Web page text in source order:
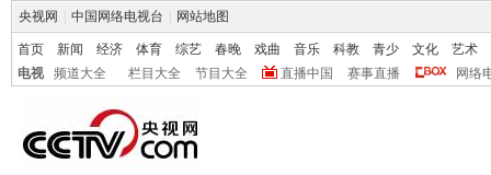
央视网 中国网络电视台 网站地图
首页 新闻 经济 体育 综艺 春晚 戏曲 音乐 科教 青少 文化
艺术
电视
频道大全 栏目大全 节目大全 直播中国 赛事直播 网络